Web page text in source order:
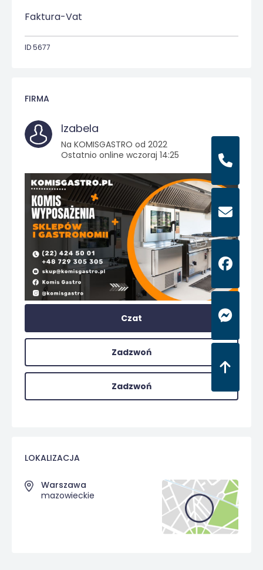
Faktura-Vat
ID 5677
FIRMA
Izabela
Na KOMISGASTRO od 2022
Ostatnio online wczoraj 14:25
Czat
Zadzwoń
Zadzwoń
LOKALIZACJA
Warszawa
mazowieckie